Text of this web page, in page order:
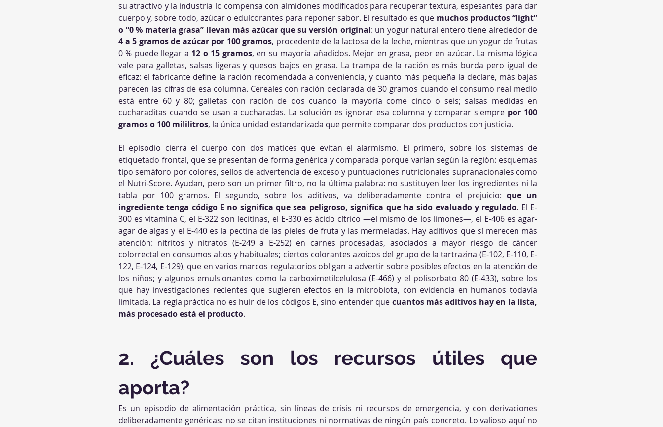
su atractivo y la industria lo compensa con almidones modificados para recuperar textura, espesantes para dar
cuerpo y, sobre todo, azúcar o edulcorantes para reponer sabor. El resultado es que muchos productos “light”
o “0 % materia grasa” llevan más azúcar que su versión original
4 a 5 gramos de azúcar por 100 gramos, procedente de la lactosa de la leche, mientras que un yogur de frutas
0 % puede llegar a 12 o 15 gramos, en su mayoría añadidos. Mejor en grasa, peor en azúcar. La misma lógica
vale para galletas, salsas ligeras y quesos bajos en grasa. La trampa de la ración es más burda pero igual de
eficaz: el fabricante define la ración recomendada a conveniencia, y cuanto más pequeña la declare, más bajas
parecen las cifras de esa columna. Cereales con ración declarada de 30 gramos cuando el consumo real medio
está entre 60 y 80; galletas con ración de dos cuando la mayoría come cinco o seis; salsas medidas en
cucharaditas cuando se usan a cucharadas. La solución es ignorar esa columna y comparar siempre por 100
gramos o 100 mililitros, la única unidad estandarizada que permite comparar dos productos con justicia.
El episodio cierra el cuerpo con dos matices que evitan el alarmismo. El primero, sobre los sistemas de
etiquetado frontal, que se presentan de forma genérica y comparada porque varían según la región: esquemas
tipo semáforo por colores, sellos de advertencia de exceso y puntuaciones nutricionales supranacionales como
el Nutri-Score. Ayudan, pero son un primer filtro, no la última palabra: no sustituyen leer los ingredientes ni la
tabla por 100 gramos. El segundo, sobre los aditivos, va deliberadamente contra el prejuicio: que un
ingrediente tenga código E no significa que sea peligroso, significa que ha sido evaluado y regulado. El E-
300 es vitamina C, el E-322 son lecitinas, el E-330 es ácido cítrico —el mismo de los limones—, el E-406 es agar-
agar de algas y el E-440 es la pectina de las pieles de fruta y las mermeladas. Hay aditivos que sí merecen más
atención: nitritos y nitratos (E-249 a E-252) en carnes procesadas, asociados a mayor riesgo de cáncer
colorrectal en consumos altos y habituales; ciertos colorantes azoicos del grupo de la tartrazina (E-102, E-110, E-
122, E-124, E-129), que en varios marcos regulatorios obligan a advertir sobre posibles efectos en la atención de
los niños; y algunos emulsionantes como la carboximetilcelulosa (E-466) y el polisorbato 80 (E-433), sobre los
que hay investigaciones recientes que sugieren efectos en la microbiota, con evidencia en humanos todavía
limitada. La regla práctica no es huir de los códigos E, sino entender que cuantos más aditivos hay en la lista,
más procesado está el producto.
2. ¿Cuáles son los recursos útiles que
aporta?
Es un episodio de alimentación práctica, sin líneas de crisis ni recursos de emergencia, y con derivaciones
deliberadamente genéricas: no se citan instituciones ni normativas de ningún país concreto. Lo valioso aquí no